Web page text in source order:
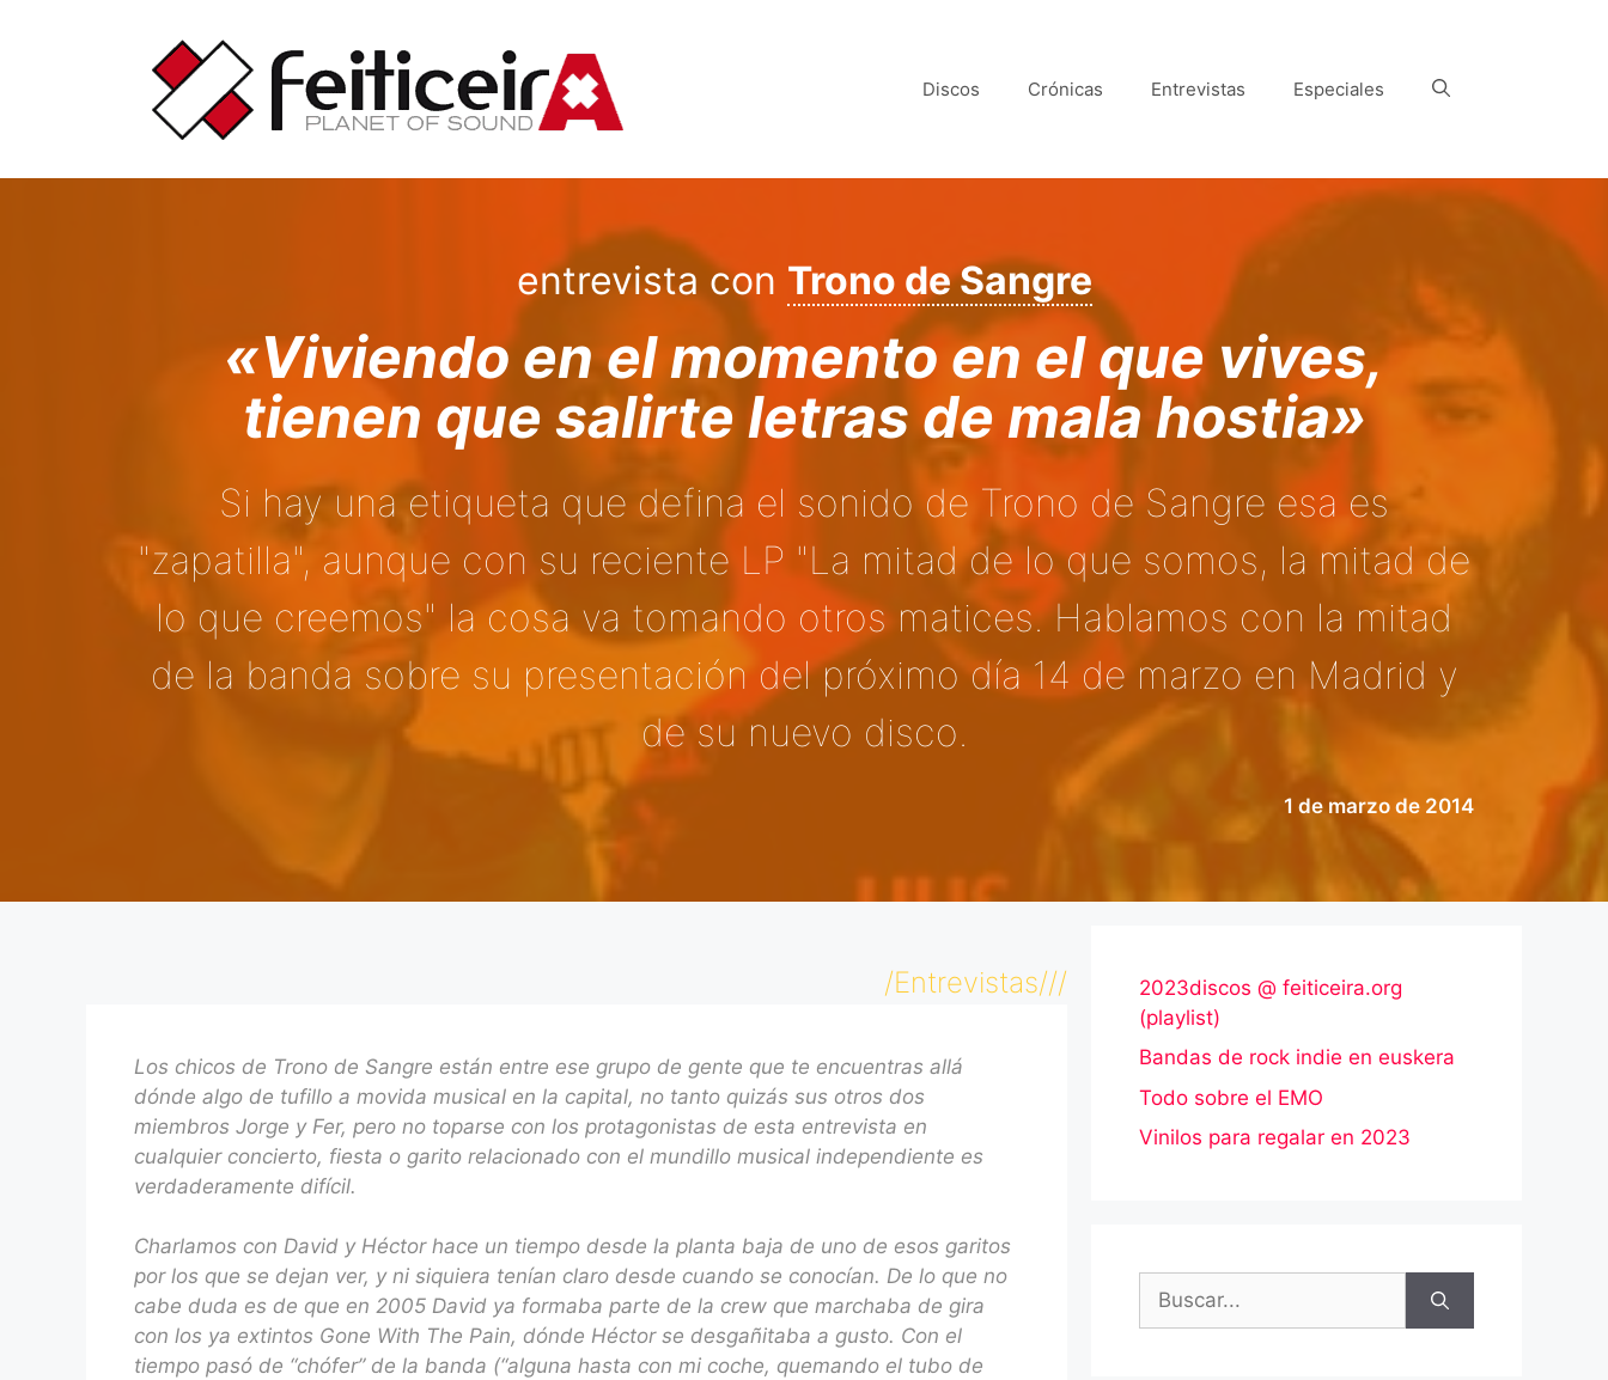
Discos Crónicas Entrevistas Especiales
entrevista con Trono de Sangre
«Viviendo en el momento en el que vives,
tienen que salirte letras de mala hostia»
Si hay una etiqueta que defina el sonido de Trono de Sangre esa es
"zapatilla", aunque con su reciente LP "La mitad de lo que somos, la mitad de
lo que creemos" la cosa va tomando otros matices. Hablamos con la mitad
de la banda sobre su presentación del próximo día 14 de marzo en Madrid y
de su nuevo disco.
1 de marzo de 2014
/Entrevistas///
Los chicos de Trono de Sangre están entre ese grupo de gente que te encuentras allá
dónde algo de tufillo a movida musical en la capital, no tanto quizás sus otros dos
miembros Jorge y Fer, pero no toparse con los protagonistas de esta entrevista en
cualquier concierto, fiesta o garito relacionado con el mundillo musical independiente es
verdaderamente difícil.
Charlamos con David y Héctor hace un tiempo desde la planta baja de uno de esos garitos
por los que se dejan ver, y ni siquiera tenían claro desde cuando se conocían. De lo que no
cabe duda es de que en 2005 David ya formaba parte de la crew que marchaba de gira
con los ya extintos Gone With The Pain, dónde Héctor se desgañitaba a gusto. Con el
tiempo pasó de “chófer” de la banda (“alguna hasta con mi coche, quemando el tubo de
2023discos @ feiticeira.org
(playlist)
Bandas de rock indie en euskera
Todo sobre el EMO
Vinilos para regalar en 2023
Buscar: